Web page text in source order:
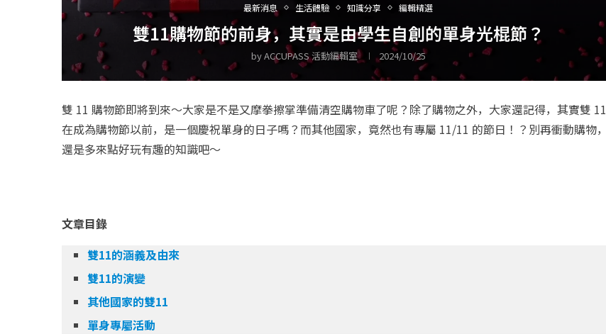
最新消息 生活體驗 知識分享 編輯精選
雙11購物節的前身，其實是由學生自創的單身光棍節？
byACCUPASS 活動編輯室 2024/10/25
雙 11 購物節即將到來～大家是不是又摩拳擦掌準備清空購物車了呢？除了購物之外，大家還記得，其實雙 11
在成為購物節以前，是一個慶祝單身的日子嗎？而其他國家，竟然也有專屬 11/11 的節日！？別再衝動購物，
還是多來點好玩有趣的知識吧～
文章目錄
雙11的涵義及由來
雙11的演變
其他國家的雙11
單身專屬活動